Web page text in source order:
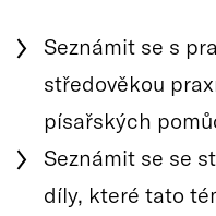
Seznámit se s
středověkou
písařských
Seznámit se se
díly, které tato